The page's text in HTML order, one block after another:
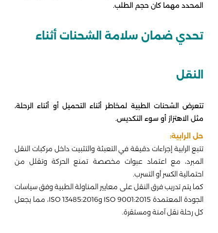
المحدد مهما كان حجم الطلب.
تحدي ضمان سلامة الشحنات أثناء
النقل
تتعرض الشحنات الطبية لمخاطر أثناء التحميل أو أثناء الرحلة،
مثل الاهتزاز أو سوء التكديس.
حل الرابية:
تتبع الرابية إجراءات دقيقة في التعبئة والتثبيت داخل مركبات النقل
المبرد، مع اعتماد عبوات مخصصة تمنع الحركة وتقلل من
احتمالية الكسر أو التسرب.
كما يتم تدريب فرق النقل على معايير المناولة الطبية وفق سياسات
الجودة المعتمدة ISO 9001:2015 وISO 13485:2016، مما يجعل
كل رحلة نقل آمنة ومستقرة.